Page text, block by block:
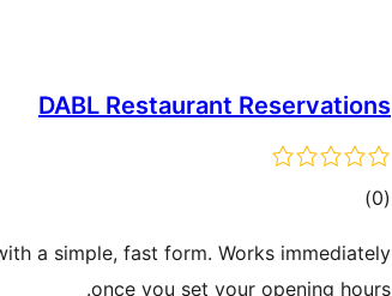
DABL Restaurant Reservations
(0 דרוגים)
a simple, fast form. Works immediately
once you set your opening hours.